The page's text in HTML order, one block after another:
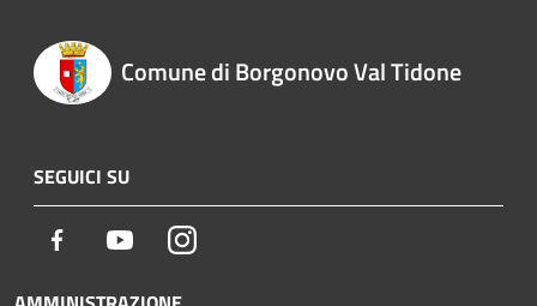
Comune di Borgonovo Val Tidone
SEGUICI SU
Facebook YoutubeInstagram